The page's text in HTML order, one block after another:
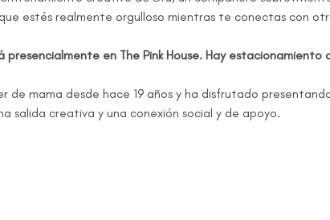
estés realmente orgulloso mientras te conectas con
presencialmente en The Pink House. Hay estacionamiento
salida creativa y una conexión social y de apoyo.